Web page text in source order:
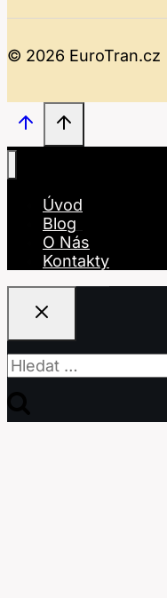
© 2026 EuroTran.cz |
Úvod
Blog
O Nás
Kontakty
Vyhledávání